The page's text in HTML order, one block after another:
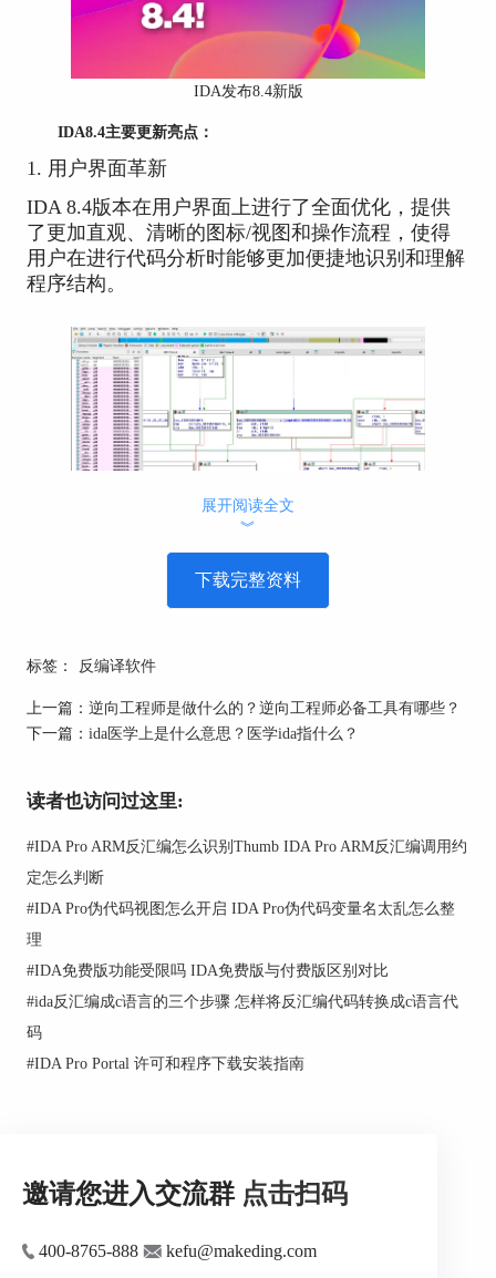
IDA发布8.4新版
IDA8.4主要更新亮点：
1. 用户界面革新
IDA 8.4版本在用户界面上进行了全面优化，提供
了更加直观、清晰的图标/视图和操作流程，使得
用户在进行代码分析时能够更加便捷地识别和理解
程序结构。
2. 反编译精度提升
IDA Pro 8.4进一步增强了其反编译精度，特别是在
处理复杂和混淆的代码时，能够提供更加准确和清
晰的反编译结果，帮助用户深入理解程序逻辑。
展开阅读全文
︾
下载完整资料
标签： 反编译软件
上一篇： 逆向工程师是做什么的？逆向工程师必备工具有哪些？
下一篇： ida医学上是什么意思？医学ida指什么？
读者也访问过这里:
#IDA Pro ARM反汇编怎么识别Thumb IDA Pro ARM反汇编调用约
定怎么判断
#IDA Pro伪代码视图怎么开启 IDA Pro伪代码变量名太乱怎么整
理
#IDA免费版功能受限吗 IDA免费版与付费版区别对比
#ida反汇编成c语言的三个步骤 怎样将反汇编代码转换成c语言代
码
#IDA Pro Portal 许可和程序下载安装指南
邀请您进入交流群 点击扫码
400-8765-888 kefu@makeding.com